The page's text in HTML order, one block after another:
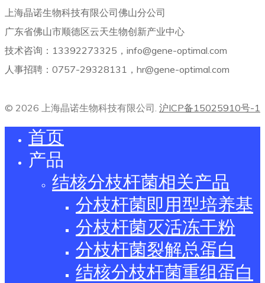
上海晶诺生物科技有限公司佛山分公司
广东省佛山市顺德区云天生物创新产业中心
技术咨询：13392273325，info@gene-optimal.com
人事招聘：0757-29328131，hr@gene-optimal.com
© 2026 上海晶诺生物科技有限公司. 沪ICP备15025910号-1
首页
产品
结核分枝杆菌相关产品
分枝杆菌即用型培养基
分枝杆菌灭活冻干粉
分枝杆菌裂解总蛋白
结核分枝杆菌重组蛋白